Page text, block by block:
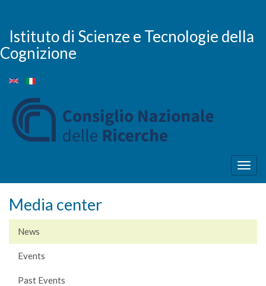
main
content
Istituto di Scienze e Tecnologie della
Cognizione
Media center
News
Events
Past Events